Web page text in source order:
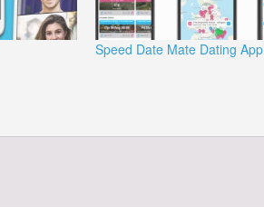
Speed Date Mate Dating